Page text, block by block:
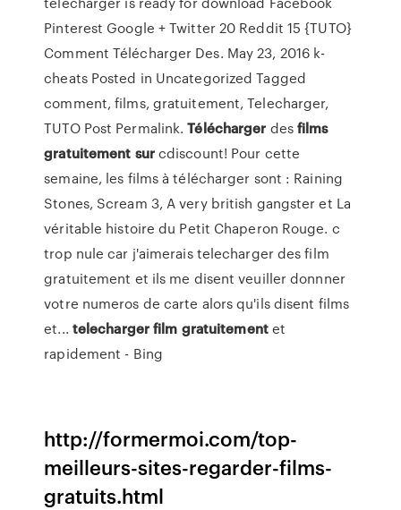
Pinterest Google + Twitter 20 Reddit 15 {TUTO}
Comment Télécharger Des. May 23, 2016 k-
cheats Posted in Uncategorized Tagged
comment, films, gratuitement, Telecharger,
TUTO Post Permalink.Télécharger desfilms
gratuitement surcdiscount! Pour cette
semaine, les films à télécharger sont : Raining
Stones, Scream 3, A very british gangster et La
véritable histoire du Petit Chaperon Rouge. c
trop nule car j'aimerais telecharger des film
gratuitement et ils me disent veuiller donnner
votre numeros de carte alors qu'ils disent films
et... telechargerfilm gratuitementet
rapidement - Bing
http://formermoi.com/top-
meilleurs-sites-regarder-films-
gratuits.html